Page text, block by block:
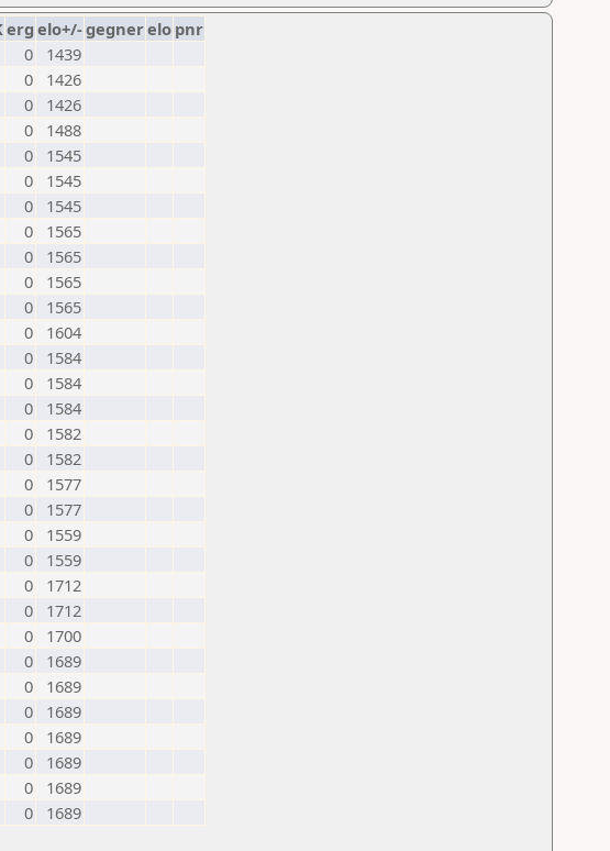
erg elo+/-gegnerelo pnr
0
1439
0
1426
0
1426
0
1488
0
1545
0
1545
0
1545
0
1565
0
1565
0
1565
0
1565
0
1604
0
1584
0
1584
0
1584
0
1582
0
1582
0
1577
0
1577
0
1559
0
1559
0
1712
0
1712
0
1700
0
1689
0
1689
0
1689
0
1689
0
1689
0
1689
0
1689